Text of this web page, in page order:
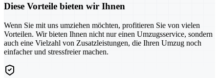
Diese Vorteile bieten wir Ihnen
Wenn Sie mit uns umziehen möchten, profitieren Sie von vielen
Vorteilen. Wir bieten Ihnen nicht nur einen Umzugsservice, sondern
auch eine Vielzahl von Zusatzleistungen, die Ihren Umzug noch
einfacher und stressfreier machen.